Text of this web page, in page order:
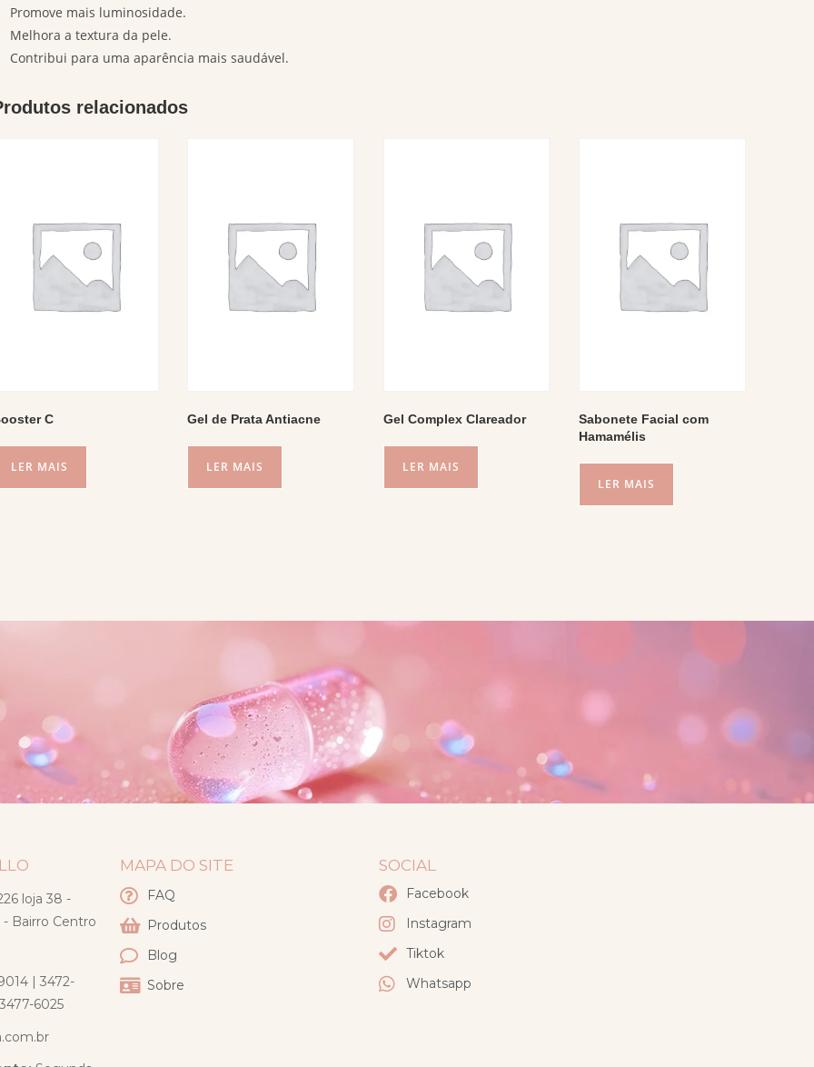
Promove mais luminosidade.
Melhora a textura da pele.
Contribui para uma aparência mais saudável.
relacionados
C
LER MAIS
Gel de Prata Antiacne
LER MAIS
Gel Complex Clareador
LER MAIS
Sabonete Facial com
Hamamélis
LER MAIS
loja 38 -
Bairro Centro
| 3472-
6025
MAPA DO SITE
FAQ
Produtos
Blog
Sobre
SOCIAL
Facebook
Instagram
Tiktok
Whatsapp